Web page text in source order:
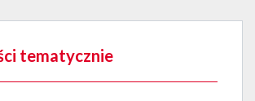
tematycznie